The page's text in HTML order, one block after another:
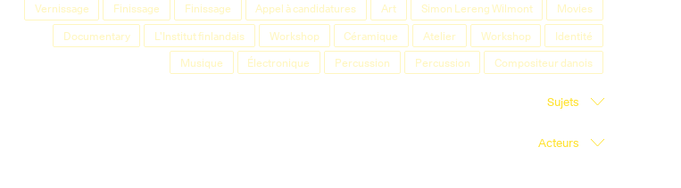
Vernissage
Finissage Finissage Appel à candidatures Art Simon Lereng Wilmont
Movies
Documentary
L'Institut finlandais Workshop Céramique Atelier Workshop
Identité
Musique
Électronique Percussion Percussion Compositeur danois
Sujets
Acteurs